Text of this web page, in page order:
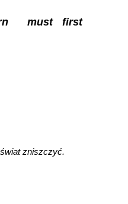
must first
zniszczyć.